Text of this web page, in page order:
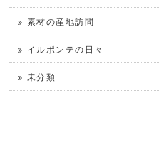
素材の産地訪問
イルポンテの日々
未分類